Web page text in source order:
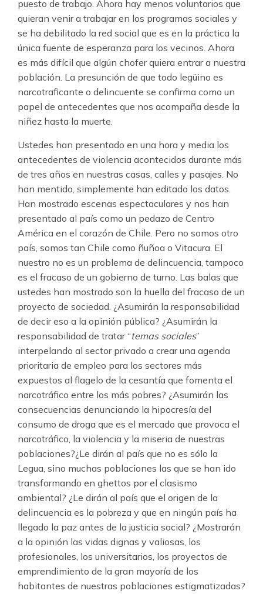
puesto de trabajo. Ahora hay menos voluntarios que
quieran venir a trabajar en los programas sociales y
se ha debilitado la red social que es en la práctica la
única fuente de esperanza para los vecinos. Ahora
es más difícil que algún chofer quiera entrar a nuestra
población. La presunción de que todo legüino es
narcotraficante o delincuente se confirma como un
papel de antecedentes que nos acompaña desde la
niñez hasta la muerte.
Ustedes han presentado en una hora y media los
antecedentes de violencia acontecidos durante más
de tres años en nuestras casas, calles y pasajes. No
han mentido, simplemente han editado los datos.
Han mostrado escenas espectaculares y nos han
presentado al país como un pedazo de Centro
América en el corazón de Chile. Pero no somos otro
país, somos tan Chile como ñuñoa o Vitacura. El
nuestro no es un problema de delincuencia, tampoco
es el fracaso de un gobierno de turno. Las balas que
ustedes han mostrado son la huella del fracaso de un
proyecto de sociedad. ¿Asumirán la responsabilidad
de decir eso a la opinión pública? ¿Asumirán la
responsabilidad de tratar “temas sociales”
interpelando al sector privado a crear una agenda
prioritaria de empleo para los sectores más
expuestos al flagelo de la cesantía que fomenta el
narcotráfico entre los más pobres? ¿Asumirán las
consecuencias denunciando la hipocresía del
consumo de droga que es el mercado que provoca el
narcotráfico, la violencia y la miseria de nuestras
poblaciones?¿Le dirán al país que no es sólo la
Legua, sino muchas poblaciones las que se han ido
transformando en ghettos por el clasismo
ambiental? ¿Le dirán al país que el origen de la
delincuencia es la pobreza y que en ningún país ha
llegado la paz antes de la justicia social? ¿Mostrarán
a la opinión las vidas dignas y valiosas, los
profesionales, los universitarios, los proyectos de
emprendimiento de la gran mayoría de los
habitantes de nuestras poblaciones estigmatizadas?